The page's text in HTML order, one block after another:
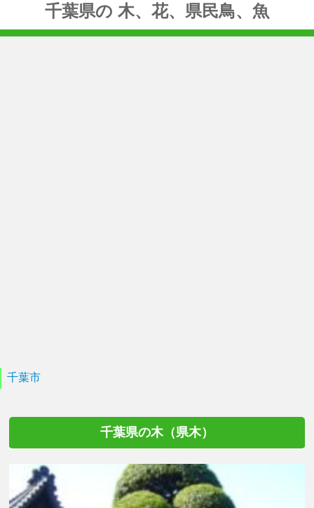
千葉県の 木、花、県民鳥、魚
千葉市
千葉県の木（県木）